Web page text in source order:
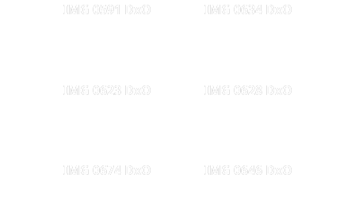
IMG 0591 DxO IMG 0634 DxO
IMG 0623 DxO IMG 0628 DxO
IMG 0674 DxO IMG 0646 DxO